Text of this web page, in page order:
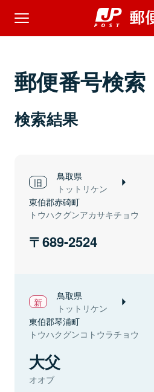
郵便番号検索
検索結果
鳥取県
トットリケン
東伯郡赤碕町
トウハクグンアカサキチョウ
689-2524
鳥取県
トットリケン
東伯郡琴浦町
トウハクグンコトウラチョウ
大父
オオブ